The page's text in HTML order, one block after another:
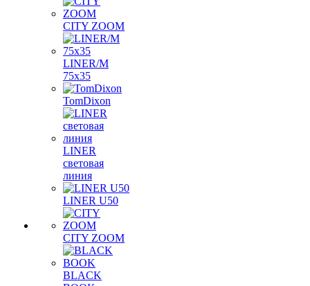
CITY ZOOM
LINER/M
75х35
TomDixon
LINER
световая
линия
LINER U50
CITY ZOOM
BLACK